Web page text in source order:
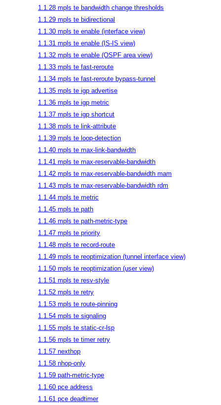
1.1.28 mpls te bandwidth change thresholds
1.1.29 mpls te bidirectional
1.1.30 mpls te enable (interface view)
1.1.31 mpls te enable (IS-IS view)
1.1.32 mpls te enable (OSPF area view)
1.1.33 mpls te fast-reroute
1.1.34 mpls te fast-reroute bypass-tunnel
1.1.35 mpls te igp advertise
1.1.36 mpls te igp metric
1.1.37 mpls te igp shortcut
1.1.38 mpls te link-attribute
1.1.39 mpls te loop-detection
1.1.40 mpls te max-link-bandwidth
1.1.41 mpls te max-reservable-bandwidth
1.1.42 mpls te max-reservable-bandwidth mam
1.1.43 mpls te max-reservable-bandwidth rdm
1.1.44 mpls te metric
1.1.45 mpls te path
1.1.46 mpls te path-metric-type
1.1.47 mpls te priority
1.1.48 mpls te record-route
1.1.49 mpls te reoptimization (tunnel interface view)
1.1.50 mpls te reoptimization (user view)
1.1.51 mpls te resv-style
1.1.52 mpls te retry
1.1.53 mpls te route-pinning
1.1.54 mpls te signaling
1.1.55 mpls te static-cr-lsp
1.1.56 mpls te timer retry
1.1.57 nexthop
1.1.58 nhop-only
1.1.59 path-metric-type
1.1.60 pce address
1.1.61 pce deadtimer